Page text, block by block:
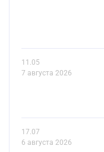
11.05
7 августа 2026
17.07
6 августа 2026